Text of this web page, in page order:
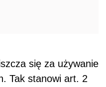
się za używanie
Tak stanowi art. 2